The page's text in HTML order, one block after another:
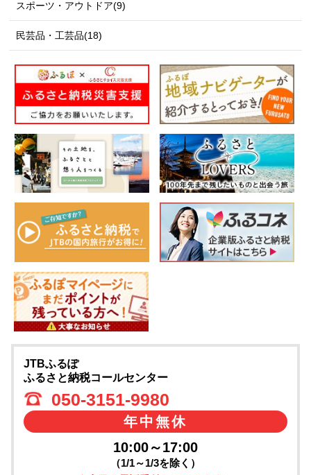
スポーツ・アウトドア(9)
民芸品・工芸品(18)
JTBふるぽ
ふるさと納税コールセンター
050-3151-9980
年中無休
10:00～17:00
（1/1～1/3を除く）